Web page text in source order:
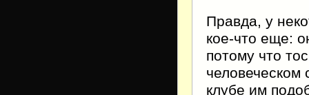
Правда, у
кое-что еще:
потому что
клубе им